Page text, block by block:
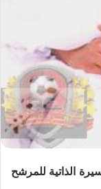
الذاتية للمرشح